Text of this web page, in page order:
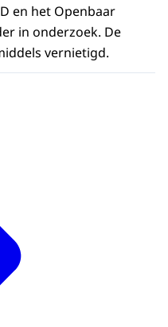
en het Openbaar
in onderzoek. De
vernietigd.